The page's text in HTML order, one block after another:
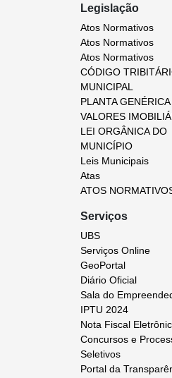
Legislação
Atos Normativos
Atos Normativos
Atos Normativos
CÓDIGO
MUNICIPAL
PLANTA
VALORES
LEI ORGÂNICA DO
MUNICÍPIO
Leis Municipais
Atas
ATOS
Serviços
UBS
Serviços Online
GeoPortal
Diário Oficial
Sala do
IPTU 2024
Nota Fiscal
Concursos e
Seletivos
Portal da